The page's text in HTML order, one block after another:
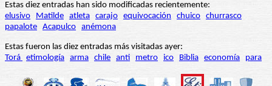
Estas diez entradas han sido modificadas recientemente:
elusivo
Matilde atleta carajo equivocación chuico churrasco
papalote Acapulco anémona
Estas fueron las diez entradas más visitadas ayer:
Torá etimología arma chile anti metro ico Biblia economía para